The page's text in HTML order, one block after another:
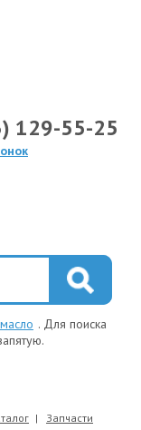
129-55-25
. Для поиска
Запчасти